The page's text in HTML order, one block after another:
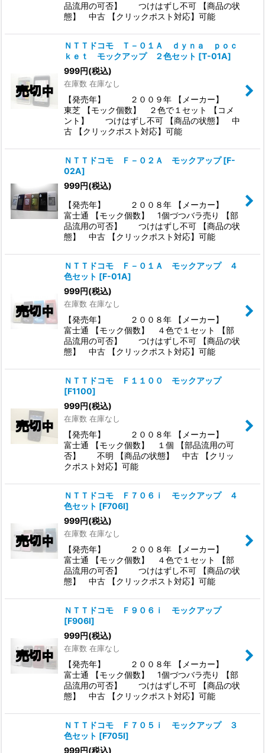
品流用の可否】 つけはずし不可 【商品の状
態】 中古 【クリックポスト対応】可能
ＮＴＴドコモ Ｔ－０１Ａ ｄｙｎａ ｐｏｃ
ｋｅｔ モックアップ ２色セット [T-01A]
999円(税込)
在庫数 在庫なし
【発売年】 ２００９年 【メーカー】
東芝 【モック個数】 ２色で１セット 【コメ
ント】 つけはずし不可 【商品の状態】 中
古 【クリックポスト対応】可能
ＮＴＴドコモ Ｆ－０２Ａ モックアップ [F-
02A]
999円(税込)
【発売年】 ２００８年 【メーカー】
富士通 【モック個数】 1個づつバラ売り 【部
品流用の可否】 つけはずし不可 【商品の状
態】 中古 【クリックポスト対応】可能
ＮＴＴドコモ Ｆ－０１Ａ モックアップ ４
色セット [F-01A]
999円(税込)
在庫数 在庫なし
【発売年】 ２００８年 【メーカー】
富士通 【モック個数】 ４色で１セット 【部
品流用の可否】 つけはずし不可 【商品の状
態】 中古 【クリックポスト対応】可能
ＮＴＴドコモ Ｆ１１００ モックアップ
[F1100]
999円(税込)
在庫数 在庫なし
【発売年】 ２００８年 【メーカー】
富士通 【モック個数】 １個 【部品流用の可
否】 不明 【商品の状態】 中古 【クリッ
クポスト対応】可能
ＮＴＴドコモ Ｆ７０６ｉ モックアップ ４
色セット [F706I]
999円(税込)
在庫数 在庫なし
【発売年】 ２００８年 【メーカー】
富士通 【モック個数】 ４色で１セット 【部
品流用の可否】 つけはずし不可 【商品の状
態】 中古 【クリックポスト対応】可能
ＮＴＴドコモ Ｆ９０６ｉ モックアップ
[F906I]
999円(税込)
在庫数 在庫なし
【発売年】 ２００８年 【メーカー】
富士通 【モック個数】 1個づつバラ売り 【部
品流用の可否】 つけはずし不可 【商品の状
態】 中古 【クリックポスト対応】可能
ＮＴＴドコモ Ｆ７０５ｉ モックアップ ３
色セット [F705I]
999円(税込)